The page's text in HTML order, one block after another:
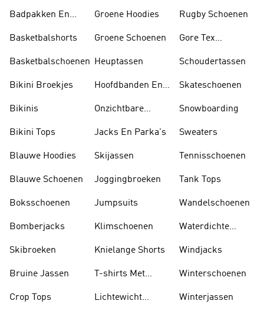
Badpakken En
Basketbalshorts
Basketbalschoenen
Bikini Broekjes
Bikinis
Bikini Tops
Blauwe Hoodies
Blauwe Schoenen
Boksschoenen
Bomberjacks
Skibroeken
Bruine Jassen
Crop Tops
Groene Hoodies
Groene Schoenen
Heuptassen
Hoofdbanden En
Onzichtbare
Jacks En Parka's
Skijassen
Joggingbroeken
Jumpsuits
Klimschoenen
Knielange Shorts
T-shirts Met
Lichtewicht
Rugby Schoenen
Gore Tex
Schoudertassen
Skateschoenen
Snowboarding
Sweaters
Tennisschoenen
Tank Tops
Wandelschoenen
Waterdichte
Windjacks
Winterschoenen
Winterjassen